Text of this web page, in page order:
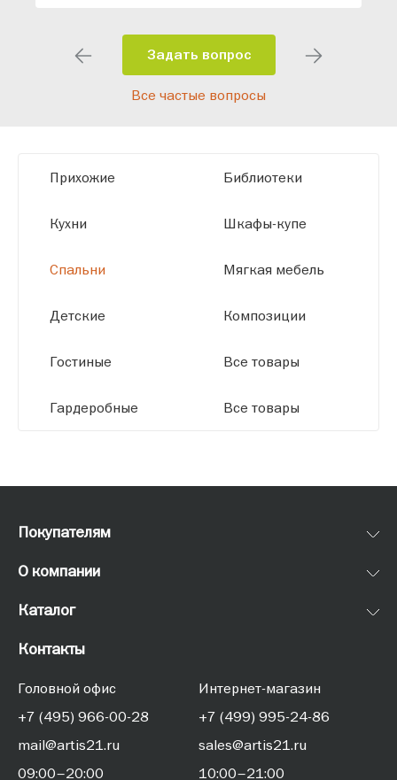
помещения и личные пожелания.
Благодаря современному
высокотехнологичному оборудованию
размерам.
Задать вопрос
Все частые вопросы
Прихожие
Кухни
Спальни
Детские
Гостиные
Гардеробные
Библиотеки
Шкафы-купе
Мягкая мебель
Композиции
Все товары
Все товары
Покупателям
О компании
Каталог
Контакты
Головной офис
+7 (495) 966-00-28
mail@artis21.ru
09:00–20:00
Интернет-магазин
+7 (499) 995-24-86
sales@artis21.ru
10:00–21:00